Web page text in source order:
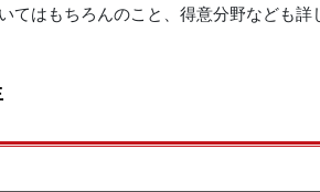
てはもちろんのこと、得意分野なども